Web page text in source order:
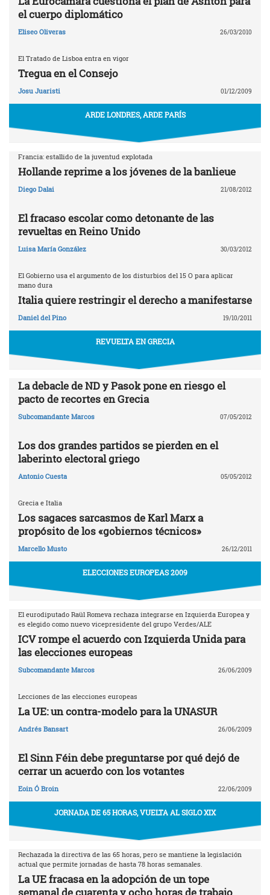
el cuerpo diplomático
Eliseo Oliveras 26/03/2010
El Tratado de Lisboa entra en vigor
Tregua en el Consejo
Josu Juaristi 01/12/2009
ARDE LONDRES, ARDE PARÍS
Francia: estallido de la juventud explotada
Hollande reprime a los jóvenes de la banlieue
Diego Dalai 21/08/2012
El fracaso escolar como detonante de las
revueltas en Reino Unido
Luisa María González 30/03/2012
El Gobierno usa el argumento de los disturbios del 15 O para aplicar
mano dura
Italia quiere restringir el derecho a manifestarse
Daniel del Pino 19/10/2011
REVUELTA EN GRECIA
La debacle de ND y Pasok pone en riesgo el
pacto de recortes en Grecia
Subcomandante Marcos 07/05/2012
Los dos grandes partidos se pierden en el
laberinto electoral griego
Antonio Cuesta 05/05/2012
Grecia e Italia
Los sagaces sarcasmos de Karl Marx a
propósito de los «gobiernos técnicos»
Marcello Musto 26/12/2011
ELECCIONES EUROPEAS 2009
El eurodiputado Raül Romeva rechaza integrarse en Izquierda Europea y
es elegido como nuevo vicepresidente del grupo Verdes/ALE
ICV rompe el acuerdo con Izquierda Unida para
las elecciones europeas
Subcomandante Marcos 26/06/2009
Lecciones de las elecciones europeas
La UE: un contra-modelo para la UNASUR
Andrés Bansart 26/06/2009
El Sinn Féin debe preguntarse por qué dejó de
cerrar un acuerdo con los votantes
Eoin Ó Broin 22/06/2009
JORNADA DE 65 HORAS, VUELTA AL SIGLO XIX
Rechazada la directiva de las 65 horas, pero se mantiene la legislación
actual que permite jornadas de hasta 78 horas semanales.
La UE fracasa en la adopción de un tope
semanal de cuarenta y ocho horas de trabajo